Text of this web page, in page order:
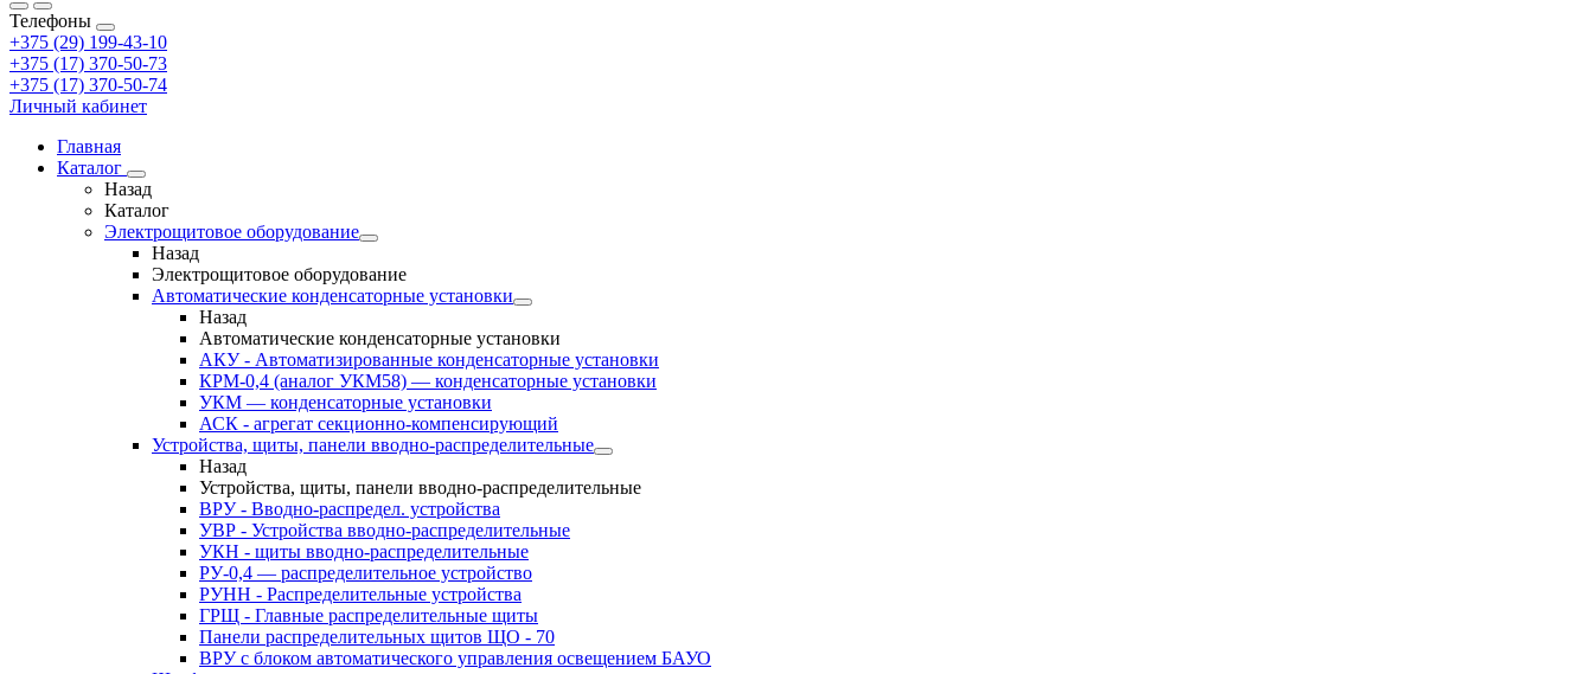
Телефоны
+375 (29) 199-43-10
+375 (17) 370-50-73
+375 (17) 370-50-74
Личный кабинет
Главная
Каталог
Назад
Каталог
Электрощитовое оборудование
Назад
Электрощитовое оборудование
Автоматические конденсаторные установки
Назад
Автоматические конденсаторные установки
АКУ - Автоматизированные конденсаторные установки
КРМ-0,4 (аналог УКМ58) — конденсаторные установки
УКМ — конденсаторные установки
АСК - агрегат секционно-компенсирующий
Устройства, щиты, панели вводно-распределительные
Назад
Устройства, щиты, панели вводно-распределительные
ВРУ - Вводно-распредел. устройства
УВР - Устройства вводно-распределительные
УКН - щиты вводно-распределительные
РУ-0,4 — распределительное устройство
РУНН - Распределительные устройства
ГРЩ - Главные распределительные щиты
Панели распределительных щитов ЩО - 70
ВРУ с блоком автоматического управления освещением БАУО